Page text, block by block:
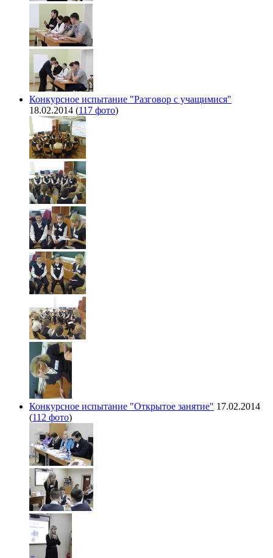
Конкурсное испытание "Разговор с учащимися"
18.02.2014 (117 фото)
Конкурсное испытание "Открытое занятие" 17.02.2014
(112 фото)